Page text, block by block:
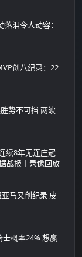
泪令人动容：
创八纪录：22
势不可挡 两波
续8年无连庄冠
战报｜录像回放
马又创纪录 皮
概率24% 想赢